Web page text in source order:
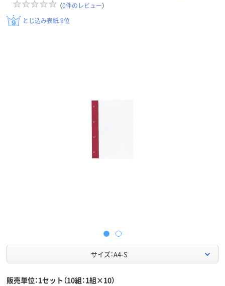
（0件のレビュー）
とじ込み表紙 9位
サイズ：A4-S
販売単位：1セット（10組：1組×10）